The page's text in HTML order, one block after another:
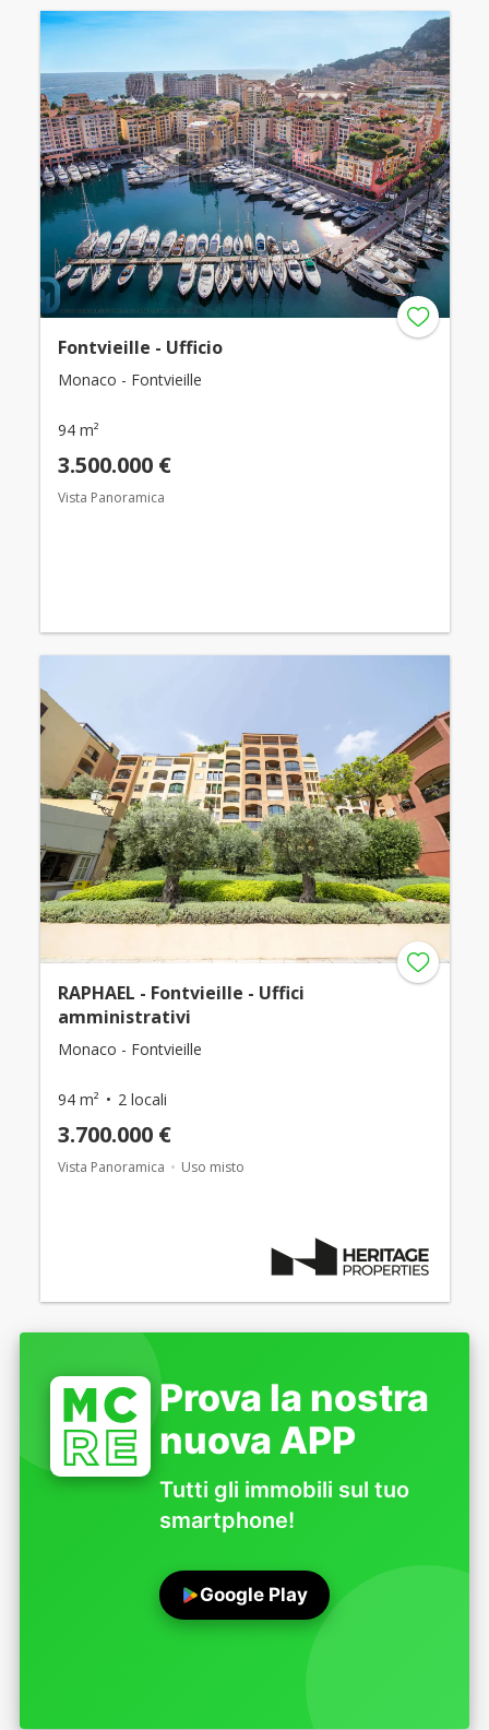
Fontvieille - Ufficio
Monaco - Fontvieille
94 m²
3.500.000 €
Vista Panoramica
RAPHAEL - Fontvieille - Uffici
amministrativi
Monaco - Fontvieille
94 m² 2 locali
3.700.000 €
Vista Panoramica Uso misto
Prova la nostra
nuova APP
Tutti gli immobili sul tuo
smartphone!
Google Play